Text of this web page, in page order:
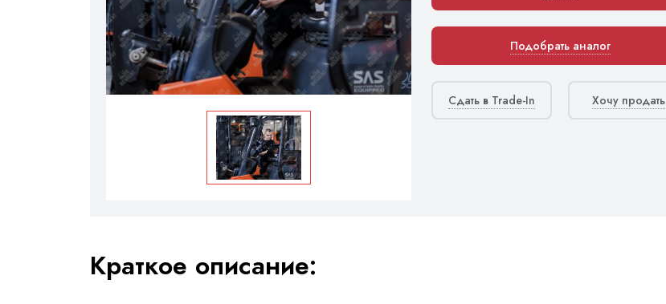
Подобрать аналог
Сдать в Trade-In Хочу продать
Краткое описание: